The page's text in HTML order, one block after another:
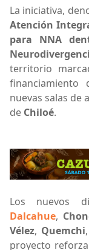
La iniciativa,
Atención
para NNA
territorio
financiamiento
nuevas salas de
de Chiloé.
Los nuevos
Dalcahue,
Vélez, Quemchi,
proyecto